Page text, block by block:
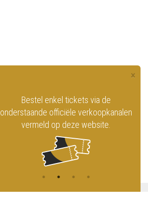
×
Bestel enkel tickets via de
onderstaande officiële verkoopkanalen
vermeld op deze website.